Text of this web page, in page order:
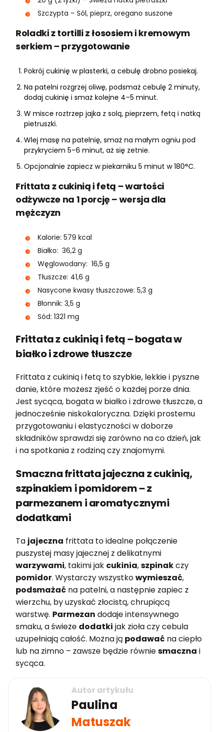
Szczypta – Sól, pieprz, oregano suszone
Roladki z tortilli z łososiem i kremowym
serkiem – przygotowanie
Pokrój cukinię w plasterki, a cebulę drobno posiekaj.
Na patelni rozgrzej oliwę, podsmaż cebulę 2 minuty,
dodaj cukinię i smaż kolejne 4–5 minut.
W misce roztrzep jajka z solą, pieprzem, fetą i natką
pietruszki.
Wlej masę na patelnię, smaż na małym ogniu pod
przykryciem 5–6 minut, aż się zetnie.
Opcjonalnie zapiecz w piekarniku 5 minut w 180°C.
Frittata z cukinią i fetą – wartości
odżywcze na 1 porcję – wersja dla
mężczyzn
Kalorie: 579 kcal
Białko: 36,2 g
Węglowodany: 16,5 g
Tłuszcze: 41,6 g
Nasycone kwasy tłuszczowe: 5,3 g
Błonnik: 3,5 g
Sód: 1321 mg
Frittata z cukinią i fetą – bogata w
białko i zdrowe tłuszcze
Frittata z cukinią i fetą to szybkie, lekkie i pyszne
danie, które możesz zjeść o każdej porze dnia.
Jest sycąca, bogata w białko i zdrowe tłuszcze, a
jednocześnie niskokaloryczna. Dzięki prostemu
przygotowaniu i elastyczności w doborze
składników sprawdzi się zarówno na co dzień, jak
i na spotkania z rodziną czy znajomymi.
Smaczna frittata jajeczna z cukinią,
szpinakiem i pomidorem – z
parmezanem i aromatycznymi
dodatkami
Ta jajeczna frittata to idealne połączenie
puszystej masy jajecznej z delikatnymi
warzywami, takimi jak cukinia,szpinakczy
pomidor. Wystarczy wszystkowymieszać,
podsmażać na patelni, a następnie zapiec z
wierzchu, by uzyskać złocistą, chrupiącą
warstwę. Parmezan dodaje intensywnego
smaku, a świeże dodatki jak zioła czy cebula
uzupełniają całość. Można ją podawać na ciepło
lub na zimno – zawsze będzie równiesmaczna i
sycąca.
Autor artykułu
Paulina
Matuszak